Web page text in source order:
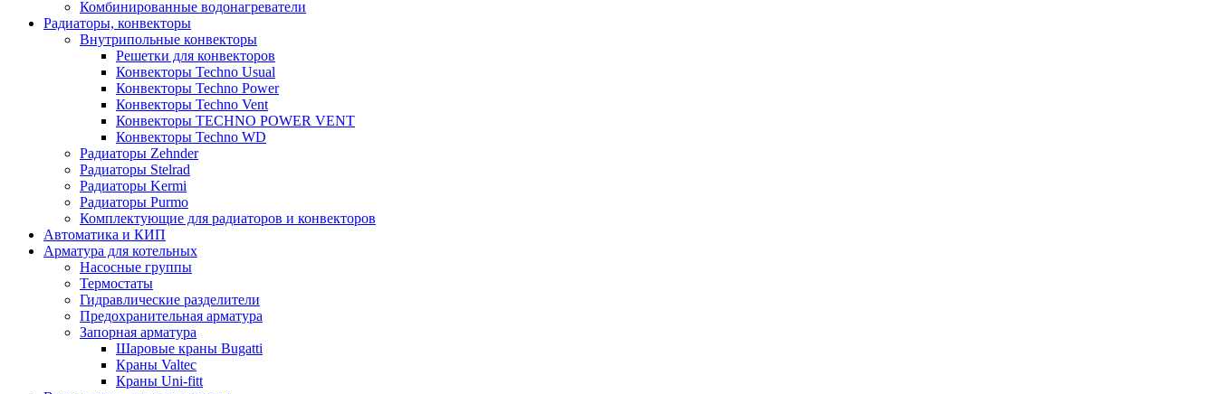
Комбинированные водонагреватели
Радиаторы, конвекторы
Внутрипольные конвекторы
Решетки для конвекторов
Конвекторы Techno Usual
Конвекторы Techno Power
Конвекторы Techno Vent
Конвекторы TECHNO POWER VENT
Конвекторы Techno WD
Радиаторы Zehnder
Радиаторы Stelrad
Радиаторы Kermi
Радиаторы Purmo
Комплектующие для радиаторов и конвекторов
Автоматика и КИП
Арматура для котельных
Насосные группы
Термостаты
Гидравлические разделители
Предохранительная арматура
Запорная арматура
Шаровые краны Bugatti
Краны Valtec
Краны Uni-fitt